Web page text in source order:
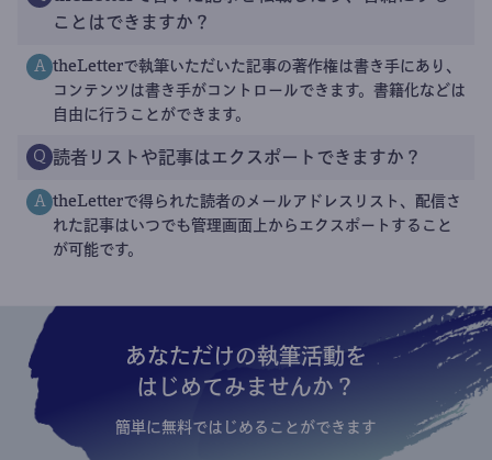
ことはできますか？
A theLetterで執筆いただいた記事の著作権は書き手にあり、
コンテンツは書き手がコントロールできます。書籍化などは
自由に行うことができます。
Q 読者リストや記事はエクスポートできますか？
A theLetterで得られた読者のメールアドレスリスト、配信さ
れた記事はいつでも管理画面上からエクスポートすること
が可能です。
あなただけの執筆活動を
はじめてみませんか？
簡単に無料ではじめることができます